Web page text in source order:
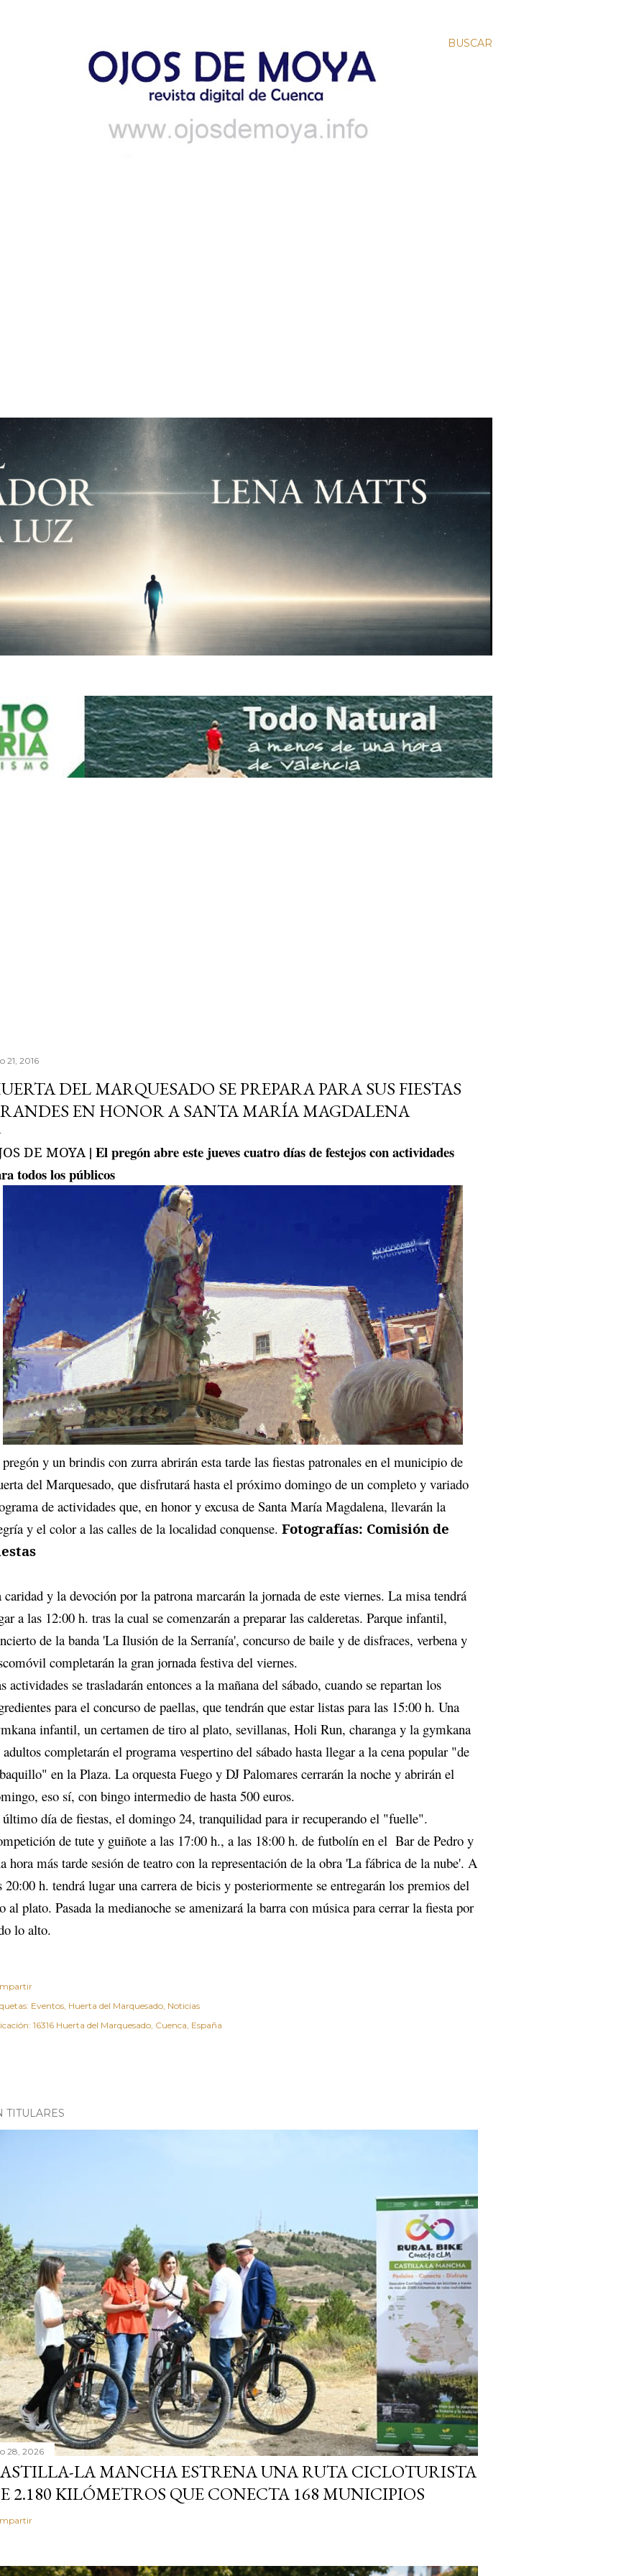
BUSCAR
21, 2016
DEL MARQUESADO SE PREPARA PARA SUS FIESTAS
EN HONOR A SANTA MARÍA MAGDALENA
DE MOYA| El pregón abre este jueves cuatro días de festejos con actividades
todos los públicos
y un brindis con zurra abrirán esta tarde las fiestas patronales en el municipio de
del Marquesado, que disfrutará hasta el próximo domingo de un completo y variado
de actividades que, en honor y excusa de Santa María Magdalena, llevarán la
y el color a las calles de la localidad conquense. Fotografías: Comisión de
caridad y la devoción por la patrona marcarán la jornada de este viernes. La misa tendrá
a las 12:00 h. tras la cual se comenzarán a preparar las calderetas. Parque infantil,
de la banda 'La Ilusión de la Serranía', concurso de baile y de disfraces, verbena y
completarán la gran jornada festiva del viernes.
actividades se trasladarán entonces a la mañana del sábado, cuando se repartan los
para el concurso de paellas, que tendrán que estar listas para las 15:00 h. Una
infantil, un certamen de tiro al plato, sevillanas, Holi Run, charanga y la gymkana
adultos completarán el programa vespertino del sábado hasta llegar a la cena popular "de
en la Plaza. La orquesta Fuego y DJ Palomares cerrarán la noche y abrirán el
eso sí, con bingo intermedio de hasta 500 euros.
día de fiestas, el domingo 24, tranquilidad para ir recuperando el "fuelle".
de tute y guiñote a las 17:00 h., a las 18:00 h. de futbolín en el Bar de Pedro y
hora más tarde sesión de teatro con la representación de la obra 'La fábrica de la nube'. A
20:00 h. tendrá lugar una carrera de bicis y posteriormente se entregarán los premios del
al plato. Pasada la medianoche se amenizará la barra con música para cerrar la fiesta por
lo alto.
Eventos Huerta del Marquesado Noticias
16316 Huerta del Marquesado, Cuenca, España
TITULARES
28, 2026
LA MANCHA ESTRENA UNA RUTA CICLOTURISTA
2.180 KILÓMETROS QUE CONECTA 168 MUNICIPIOS